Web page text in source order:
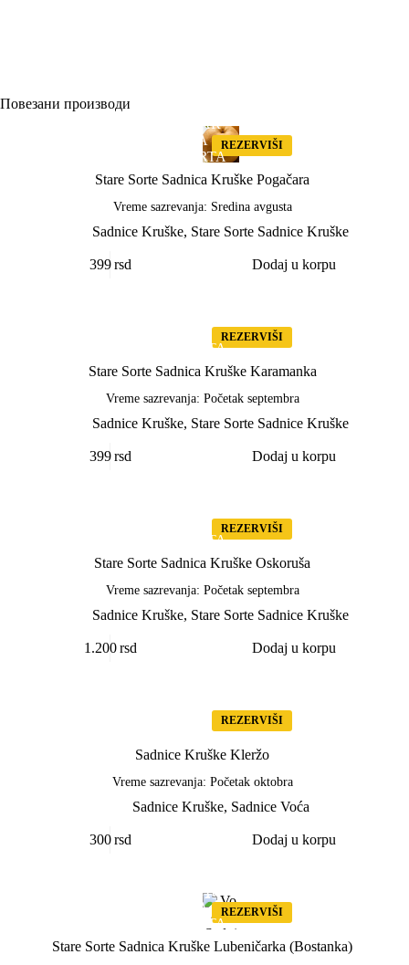
Повезани производи
REZERVIŠI
STAR
A
SORTA
Stare Sorte Sadnica Kruške Pogačara
Vreme sazrevanja: Sredina avgusta
Sadnice Kruške, Stare Sorte Sadnice Kruške
399rsd Dodaj u korpu
REZERVIŠI
SORTA
Stare Sorte Sadnica Kruške Karamanka
Vreme sazrevanja: Početak septembra
Sadnice Kruške, Stare Sorte Sadnice Kruške
399rsd Dodaj u korpu
REZERVIŠI
SORTA
Stare Sorte Sadnica Kruške Oskoruša
Vreme sazrevanja: Početak septembra
Sadnice Kruške, Stare Sorte Sadnice Kruške
1.200rsd Dodaj u korpu
REZERVIŠI
Sadnice Kruške Kleržo
Vreme sazrevanja: Početak oktobra
Sadnice Kruške, Sadnice Voća
300rsd Dodaj u korpu
REZERVIŠI
STAR
A
SORTA
Stare Sorte Sadnica Kruške Lubeničarka (Bostanka)